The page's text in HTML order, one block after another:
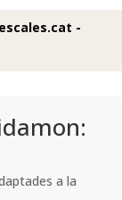
-
a la